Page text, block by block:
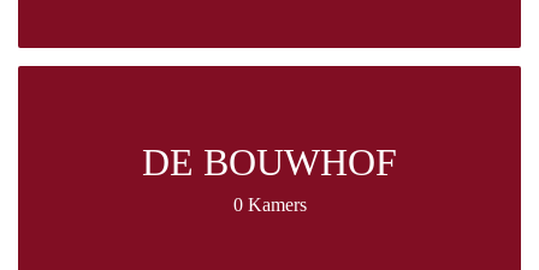
DE BOUWHOF
0 Kamers